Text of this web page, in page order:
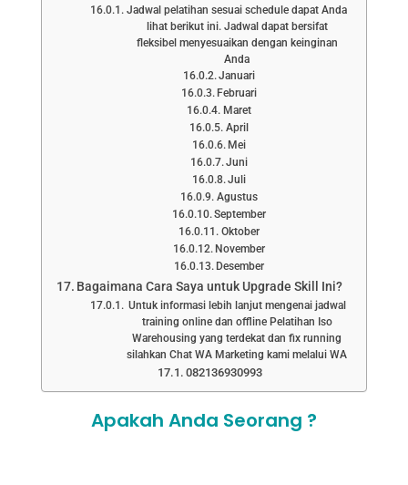
Jadwal pelatihan sesuai schedule dapat Anda
lihat berikut ini. Jadwal dapat bersifat
fleksibel menyesuaikan dengan keinginan
Anda
Januari
Februari
Maret
April
Mei
Juni
Juli
Agustus
September
Oktober
November
Desember
Bagaimana Cara Saya untuk Upgrade Skill Ini?
Untuk informasi lebih lanjut mengenai jadwal
training online dan offline Pelatihan Iso
Warehousing yang terdekat dan fix running
silahkan Chat WA Marketing kami melalui WA
082136930993
Apakah Anda Seorang ?